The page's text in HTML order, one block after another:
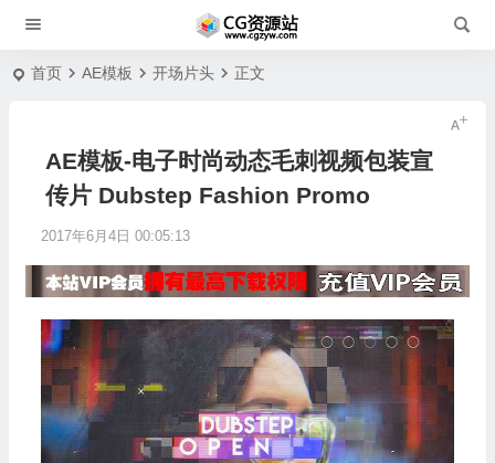
首页 AE模板 开场片头 正文
AE模板-电子时尚动态毛刺视频包装宣
传片 Dubstep Fashion Promo
2017年6月4日 00:05:13